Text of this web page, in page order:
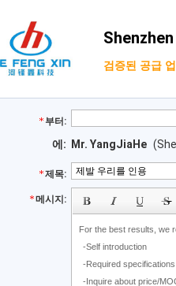
검증된 공급 업
부터:
에: Mr. YangJiaHe
제목:
subject
메시지: